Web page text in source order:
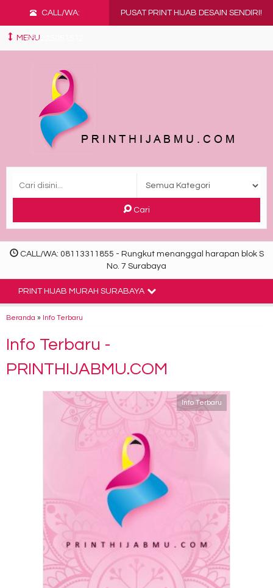
CALL/WA:
081225051512
PUSAT PRINT HIJAB DESAIN SENDIRI!
MENU
Cari
CALL/WA: 08113311855 - Rungkut menanggal harapan blok S
No. 7 Surabaya
PRINT HIJAB MURAH SURABAYA
Beranda » Info Terbaru
Info Terbaru -
PRINTHIJABMU.COM
Info Terbaru